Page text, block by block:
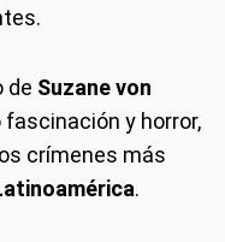
de Suzane von
y horror,
crímenes más
.